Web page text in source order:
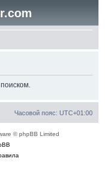
Часовой пояс: UTC+01:00
© phpBB Limited